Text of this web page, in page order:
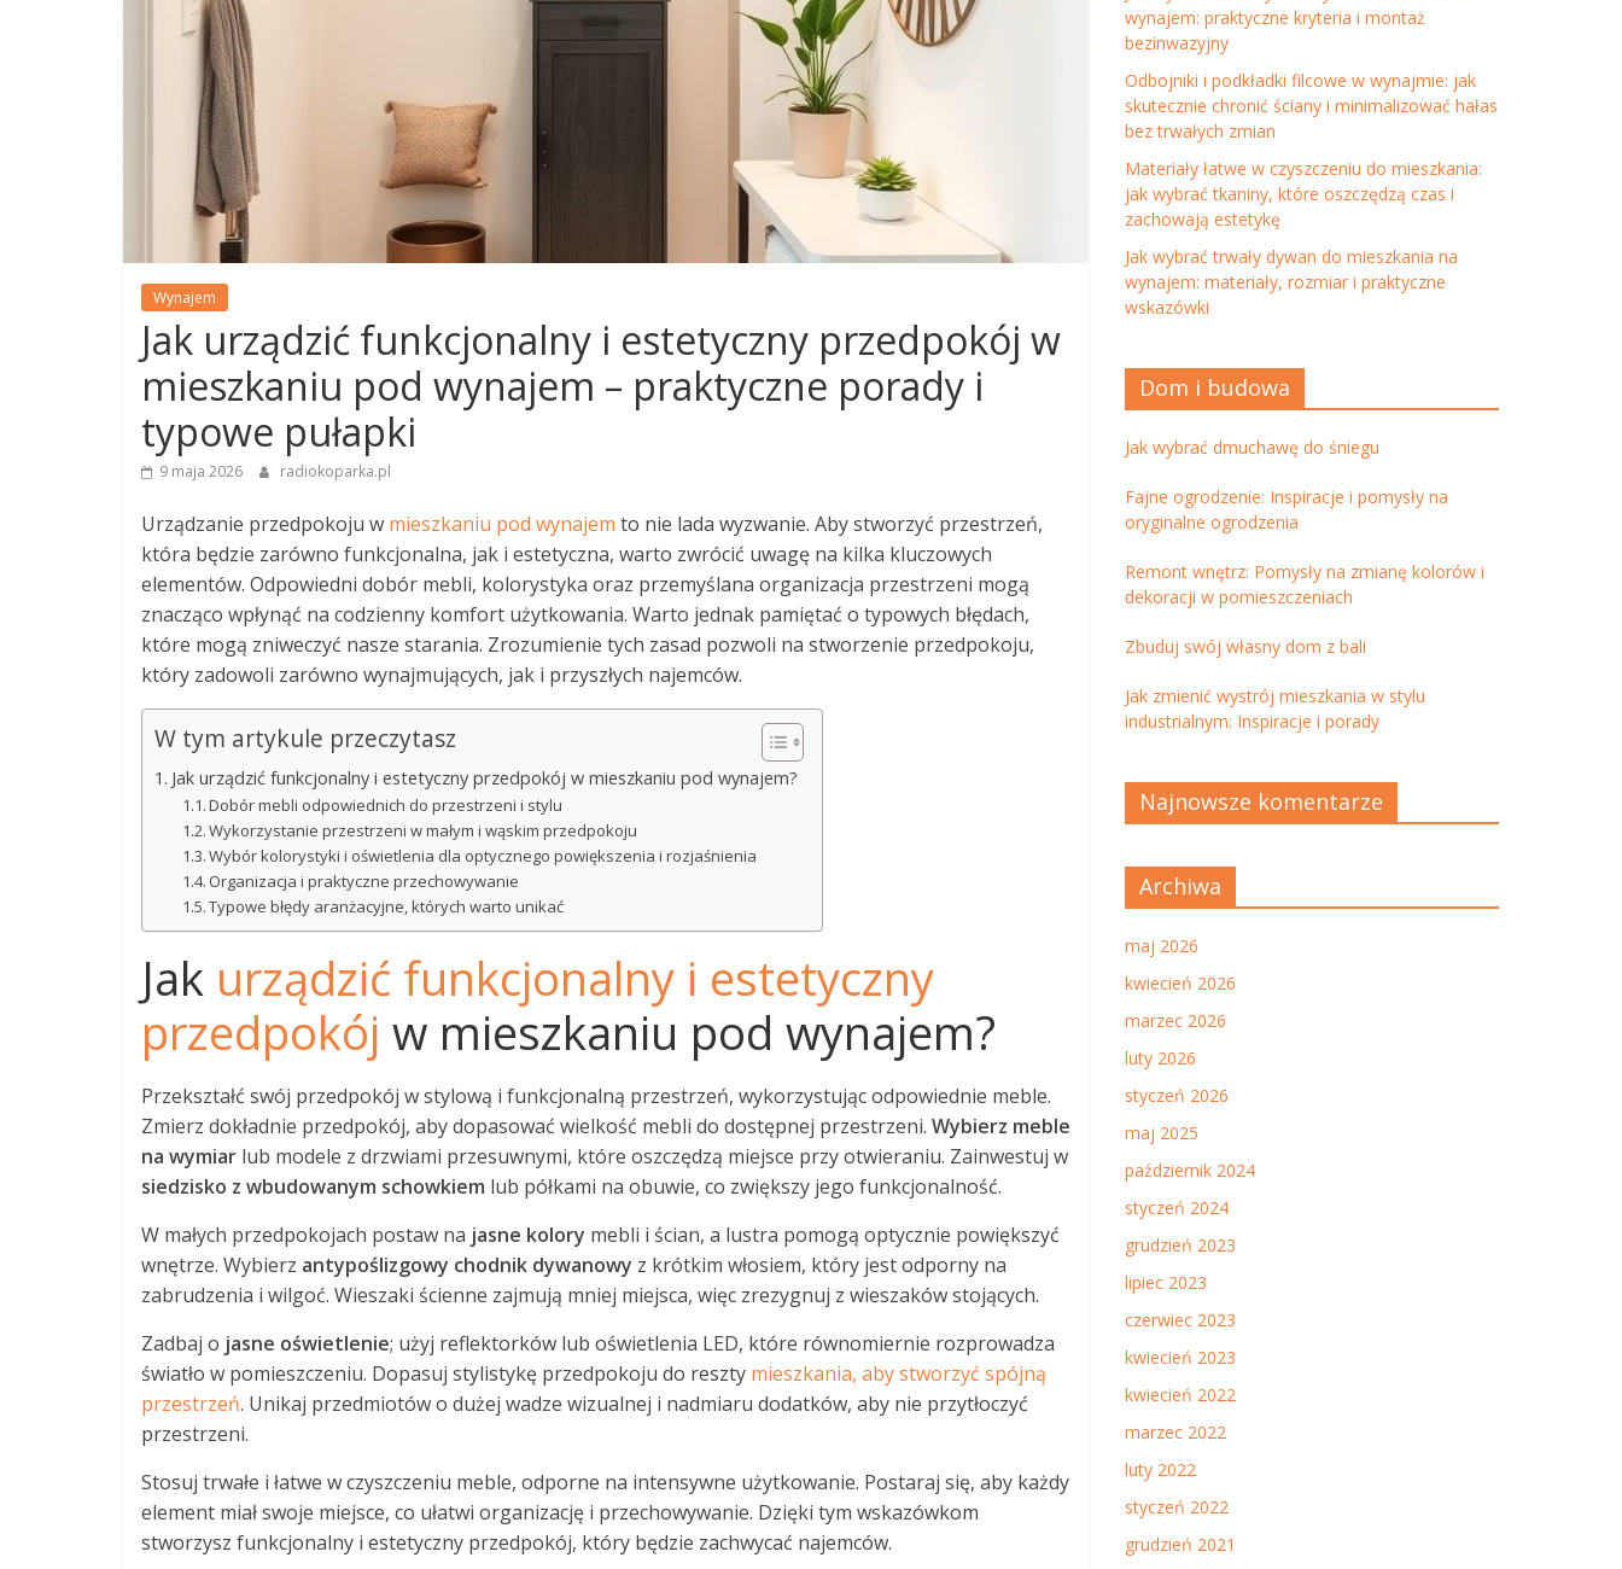
Wynajem
Jak urządzić funkcjonalny i estetyczny przedpokój w
mieszkaniu pod wynajem – praktyczne porady i
typowe pułapki
9 maja 2026 radiokoparka.pl
Urządzanie przedpokoju w mieszkaniu pod wynajem to nie lada wyzwanie. Aby stworzyć przestrzeń,
która będzie zarówno funkcjonalna, jak i estetyczna, warto zwrócić uwagę na kilka kluczowych
elementów. Odpowiedni dobór mebli, kolorystyka oraz przemyślana organizacja przestrzeni mogą
znacząco wpłynąć na codzienny komfort użytkowania. Warto jednak pamiętać o typowych błędach,
które mogą zniweczyć nasze starania. Zrozumienie tych zasad pozwoli na stworzenie przedpokoju,
który zadowoli zarówno wynajmujących, jak i przyszłych najemców.
W tym artykule przeczytasz
Jak urządzić funkcjonalny i estetyczny przedpokój w mieszkaniu pod wynajem?
Dobór mebli odpowiednich do przestrzeni i stylu
Wykorzystanie przestrzeni w małym i wąskim przedpokoju
Wybór kolorystyki i oświetlenia dla optycznego powiększenia i rozjaśnienia
Organizacja i praktyczne przechowywanie
Typowe błędy aranżacyjne, których warto unikać
Jak urządzić funkcjonalny i estetyczny
przedpokój w mieszkaniu pod wynajem?
Przekształć swój przedpokój w stylową i funkcjonalną przestrzeń, wykorzystując odpowiednie meble.
Zmierz dokładnie przedpokój, aby dopasować wielkość mebli do dostępnej przestrzeni. Wybierz meble
na wymiar lub modele z drzwiami przesuwnymi, które oszczędzą miejsce przy otwieraniu. Zainwestuj w
siedzisko z wbudowanym schowkiem lub półkami na obuwie, co zwiększy jego funkcjonalność.
W małych przedpokojach postaw na jasne kolory mebli i ścian, a lustra pomogą optycznie powiększyć
wnętrze. Wybierz antypoślizgowy chodnik dywanowy z krótkim włosiem, który jest odporny na
zabrudzenia i wilgoć. Wieszaki ścienne zajmują mniej miejsca, więc zrezygnuj z wieszaków stojących.
Zadbaj o jasne oświetlenie; użyj reflektorków lub oświetlenia LED, które równomiernie rozprowadza
światło w pomieszczeniu. Dopasuj stylistykę przedpokoju do reszty mieszkania, aby stworzyć spójną
przestrzeń. Unikaj przedmiotów o dużej wadze wizualnej i nadmiaru dodatków, aby nie przytłoczyć
przestrzeni.
Stosuj trwałe i łatwe w czyszczeniu meble, odporne na intensywne użytkowanie. Postaraj się, aby każdy
element miał swoje miejsce, co ułatwi organizację i przechowywanie. Dzięki tym wskazówkom
stworzysz funkcjonalny i estetyczny przedpokój, który będzie zachwycać najemców.
wynajem: praktyczne kryteria i montaż
bezinwazyjny
Odbojniki i podkładki filcowe w wynajmie: jak
skutecznie chronić ściany i minimalizować hałas
bez trwałych zmian
Materiały łatwe w czyszczeniu do mieszkania:
jak wybrać tkaniny, które oszczędzą czas i
zachowają estetykę
Jak wybrać trwały dywan do mieszkania na
wynajem: materiały, rozmiar i praktyczne
wskazówki
Dom i budowa
Jak wybrać dmuchawę do śniegu
Fajne ogrodzenie: Inspiracje i pomysły na
oryginalne ogrodzenia
Remont wnętrz: Pomysły na zmianę kolorów i
dekoracji w pomieszczeniach
Zbuduj swój własny dom z bali
Jak zmienić wystrój mieszkania w stylu
industrialnym: Inspiracje i porady
Najnowsze komentarze
Archiwa
maj 2026
kwiecień 2026
marzec 2026
luty 2026
styczeń 2026
maj 2025
październik 2024
styczeń 2024
grudzień 2023
lipiec 2023
czerwiec 2023
kwiecień 2023
kwiecień 2022
marzec 2022
luty 2022
styczeń 2022
grudzień 2021